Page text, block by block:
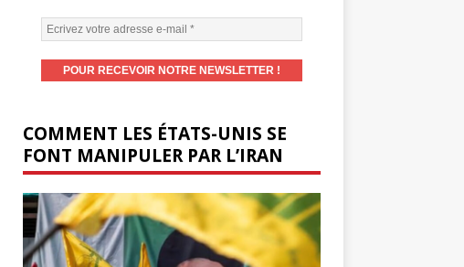
COMMENT LES ÉTATS-UNIS SE
FONT MANIPULER PAR L’IRAN